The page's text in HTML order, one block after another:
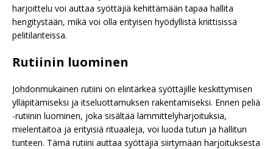
harjoittelu voi auttaa syöttäjiä kehittämään tapaa hallita
hengitystään, mikä voi olla erityisen hyödyllistä kriittisissä
pelitilanteissa.
Rutiinin luominen
Johdonmukainen rutiini on elintärkeä syöttäjille keskittymisen
ylläpitämiseksi ja itseluottamuksen rakentamiseksi. Ennen peliä
-rutiinin luominen, joka sisältää lämmittelyharjoituksia,
mielentaitoa ja erityisiä rituaaleja, voi luoda tutun ja hallitun
tunteen. Tämä rutiini auttaa syöttäjiä siirtymään harjoituksesta